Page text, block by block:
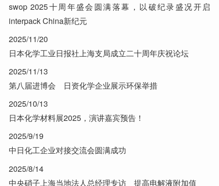
swop 2025十周年盛会圆满落幕，以破纪录盛况开启
interpack China新纪元
2025/11/20
日本化学工业日报社上海支局成立二十周年庆祝论坛
2025/11/13
第八届进博会 日资化学企业展示环保举措
2025/10/13
日本化学材料展2025，演讲嘉宾预告！
2025/9/19
中日化工企业对接交流会圆满成功
2025/8/14
中央硝子上海当地法人总经理专访 提高电解液附加值